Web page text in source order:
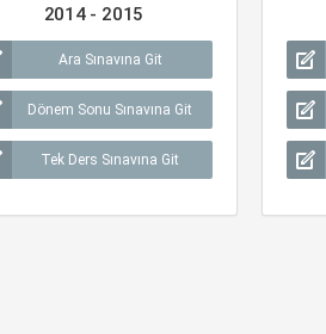
2014 - 2015
Ara Sınavına Git
Dönem Sonu Sınavına Git
Tek Ders Sınavına Git